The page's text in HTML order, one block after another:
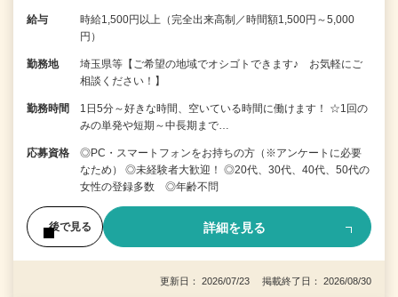
給与
時給1,500円以上（完全出来高制／時間額1,500円～5,000
円）
勤務地
埼玉県等【ご希望の地域でオシゴトできます♪ お気軽にご
相談ください！】
勤務時間
1日5分～好きな時間、空いている時間に働けます！ ☆1回の
みの単発や短期～中長期まで…
応募資格
◎PC・スマートフォンをお持ちの方（※アンケートに必要
なため） ◎未経験者大歓迎！ ◎20代、30代、40代、50代の
女性の登録多数 ◎年齢不問
後で見る 詳細を見る
更新日： 2026/07/23 掲載終了日： 2026/08/30